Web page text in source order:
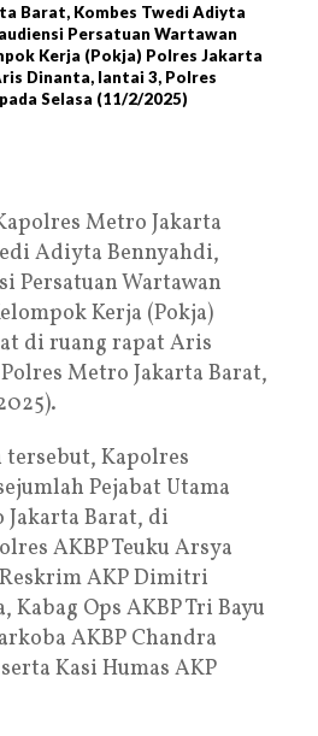
Barat, Kombes Twedi Adiyta
Persatuan Wartawan
Kerja (Pokja) Polres Jakarta
Dinanta, lantai 3, Polres
Selasa (11/2/2025)
Metro Jakarta
Adiyta Bennyahdi,
Persatuan Wartawan
Kerja (Pokja)
di ruang rapat Aris
Metro Jakarta Barat,
Kapolres
Pejabat Utama
Jakarta Barat, di
AKBP Teuku Arsya
AKP Dimitri
Ops AKBP Tri Bayu
AKBP Chandra
Kasi Humas AKP